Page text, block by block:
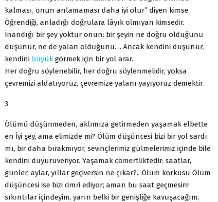
kalması, onun anlamaması daha iyi olur” diyen kimse
Öğrendiği, anladığı doğrulara lâyık olmıyan kimsedir.
İnandığı bir şey yoktur onun: bir şeyin ne doğru olduğunu
düşünür, ne de yalan olduğunu. .. Ancak kendini düşünür,
kendini büyük görmek için bir yol arar.
Her doğru söylenebilir, her doğru söylenmelidir, yoksa
çevremizi aldatıyoruz, çevremize yalanı yayıyoruz demektir.
3
Ölümü düşünmeden, aklımıza getirmeden yaşamak elbette
en İyi şey, ama elimizde mi? Ölüm düşüncesi bizi bir yol sardı
mı, bir daha bırakmıyor, sevinçlerimiz gülmelerimiz içinde bile
kendini duyuruveriyor. Yaşamak cömertliktedir: saatlar,
günler, aylar, yıllar geçiversin ne çıkar?.. Ölüm korkusu Ölüm
düşüncesi ise bizi cimri ediyor; aman bu saat geçmesin!
sıkıntılar içindeyim, yarın belki bir genişliğe kavuşacağım,